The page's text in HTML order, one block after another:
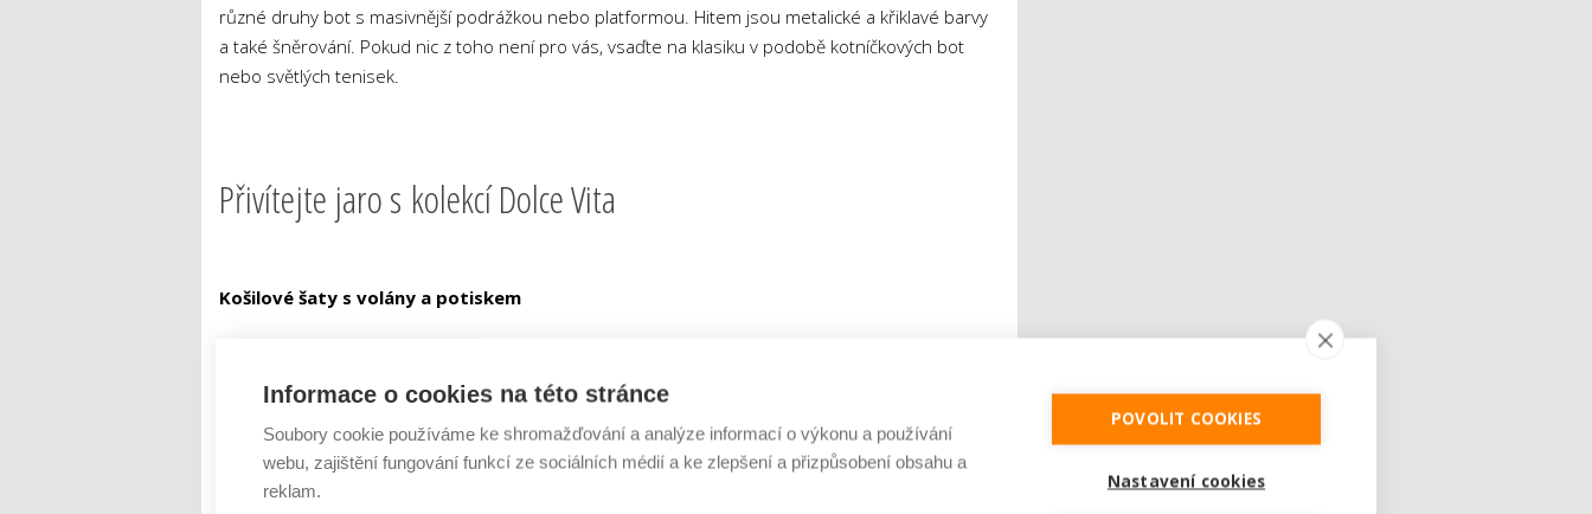
různé druhy bot s masivnější podrážkou nebo platformou. Hitem jsou metalické a křiklavé barvy
a také šněrování. Pokud nic z toho není pro vás, vsaďte na klasiku v podobě kotníčkových bot
nebo světlých tenisek.
Přivítejte jaro s kolekcí Dolce Vita
Košilové šaty s volány a potiskem
pro každou postavu, pro zdůraznění pasu zkombinujte s páskem. Košilový límeček, vpředu
části, vzadu nařasení pod vsadkou, zakulacený spodní lem. Objednávejte vkatalogu či na e-
shopu blancheporte.cz, odkazzde .
Informace o cookies na této stránce
Soubory cookie používáme ke shromažďování a analýze informací o výkonu a používání
webu, zajištění fungování funkcí ze sociálních médií a ke zlepšení a přizpůsobení obsahu a
reklam.
POVOLIT COOKIES
Nastavení cookies